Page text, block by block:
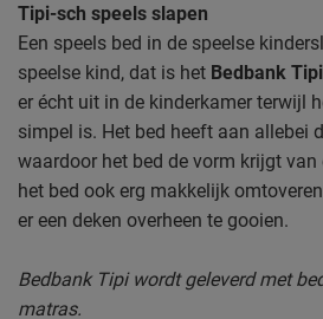
Tipi-sch speels slapen
Een speels bed in de speelse
speelse kind, dat is het Bedbank Tipi
er écht uit in de kinderkamer terwijl
simpel is. Het bed heeft aan allebei
waardoor het bed de vorm krijgt
het bed ook erg makkelijk
er een deken overheen te gooien.
Bedbank Tipi wordt geleverd met
matras.